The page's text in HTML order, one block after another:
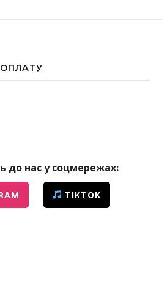
до нас у соцмережах:
TIKTOK